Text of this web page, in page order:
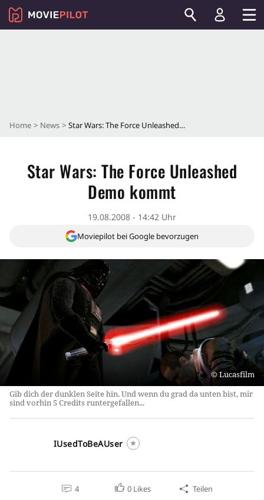
Home News Star Wars: The Force Unleashed Demo kommt
Star Wars: The Force Unleashed
Demo kommt
19.08.2008 - 14:42 Uhr
Moviepilot bei Google bevorzugen
Lucasfilm
Gib dich der dunklen Seite hin. Und wenn du grad da unten bist, mir
sind vorhin 5 Credits runtergefallen...
IUsedToBeAUser
4 0 Likes Teilen